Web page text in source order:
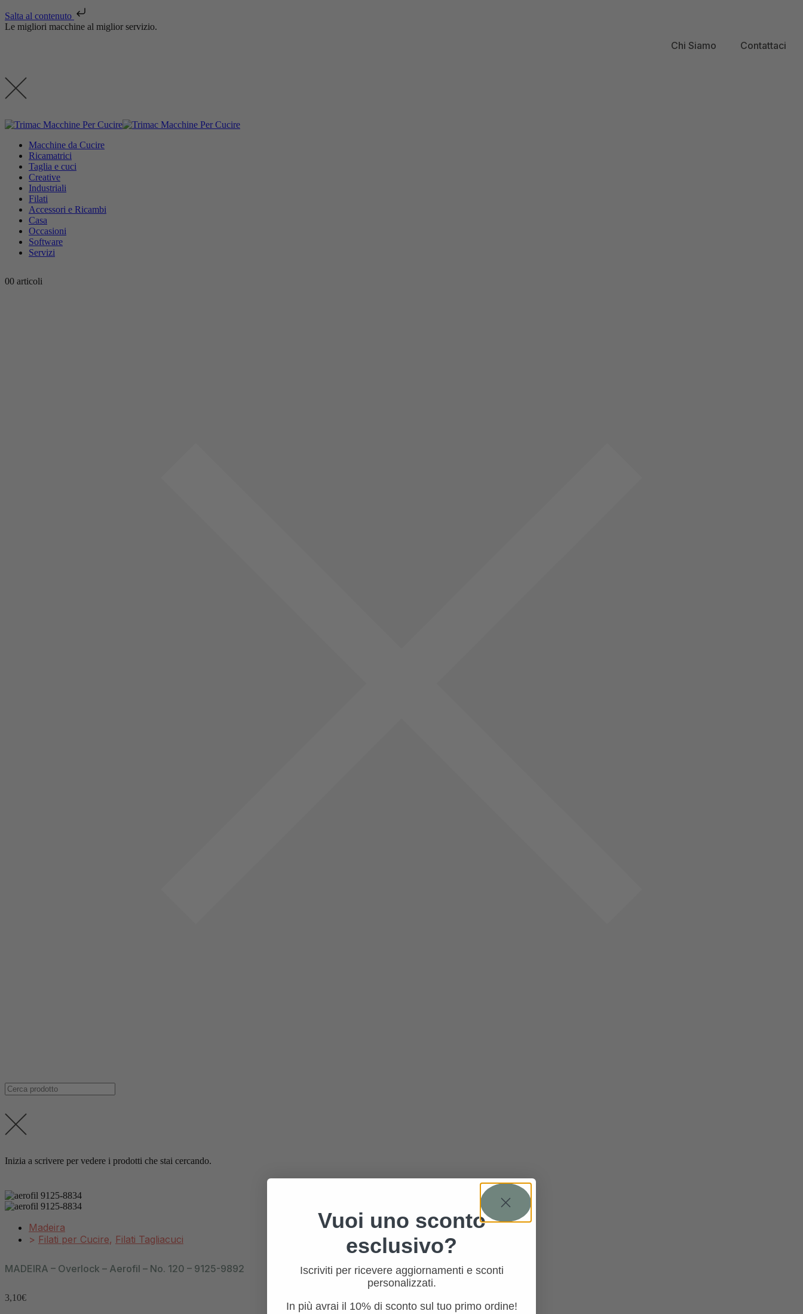
Salta al contenuto
Le migliori macchine al miglior servizio.
Chi Siamo Contattaci
Macchine da Cucire
Ricamatrici
Taglia e cuci
Creative
Industriali
Filati
Accessori e Ricambi
Casa
Occasioni
Software
Servizi
00 articoli
Inizia a scrivere per vedere i prodotti che stai cercando.
Madeira
> Filati per Cucire, Filati Tagliacuci
MADEIRA – Overlock – Aerofil – No. 120 – 9125-9892
3,10€
Vuoi uno sconto
esclusivo?
Iscriviti per ricevere aggiornamenti e sconti
personalizzati.
In più avrai il 10% di sconto sul tuo primo ordine!